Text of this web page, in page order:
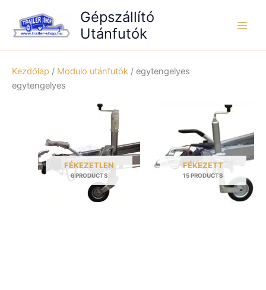
content
Gépszállító
Utánfutók
Kezdőlap / Modulo utánfutók / egytengelyes
egytengelyes
FÉKEZETLEN
6 PRODUCTS
FÉKEZETT
15 PRODUCTS